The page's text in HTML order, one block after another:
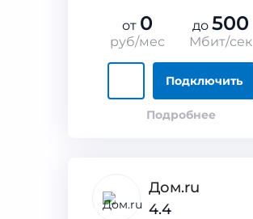
от 0
руб/мес
до 500
Мбит/сек
Подключить
Подробнее
Дом.ru
4.4